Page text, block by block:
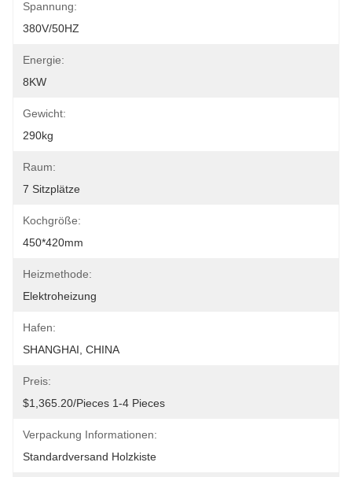
Spannung:
380V/50HZ
Energie:
8KW
Gewicht:
290kg
Raum:
7 Sitzplätze
Kochgröße:
450*420mm
Heizmethode:
Elektroheizung
Hafen:
SHANGHAI, CHINA
Preis:
$1,365.20/pieces 1-4 Pieces
Verpackung Informationen:
Standardversand Holzkiste